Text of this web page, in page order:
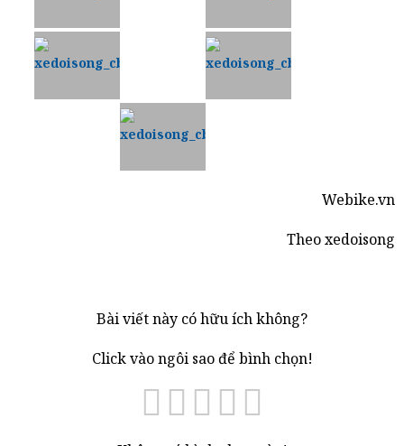
Webike.vn
Theo xedoisong
Bài viết này có hữu ích không?
Click vào ngôi sao để bình chọn!